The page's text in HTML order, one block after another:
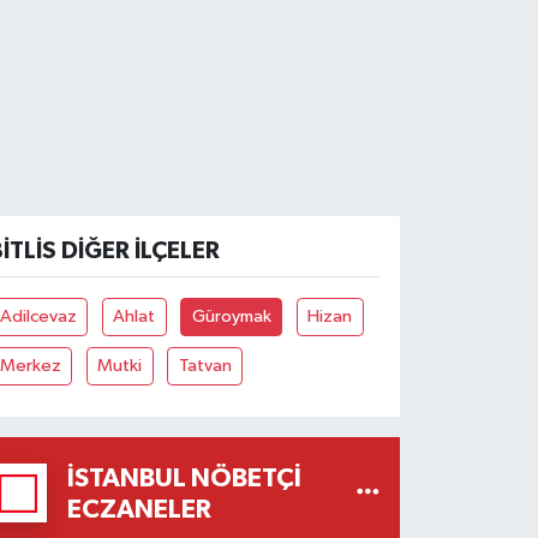
DIĞER İLÇELER
Adilcevaz Ahlat Güroymak Hizan
Merkez Mutki Tatvan
İSTANBUL NÖBETÇI
ECZANELER